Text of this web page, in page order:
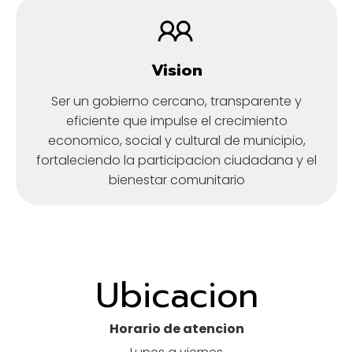
Vision
Ser un gobierno cercano, transparente y
eficiente que impulse el crecimiento
economico, social y cultural de municipio,
fortaleciendo la participacion ciudadana y el
bienestar comunitario
Ubicacion
Horario de atencion